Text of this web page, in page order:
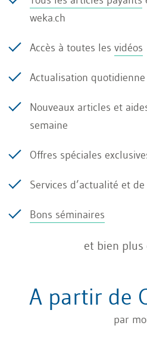
Elle encadre nos relations
(même niveau de marché)
(fournisseurs, distributeurs,
marché différent).
Notre engagement en
non faussée n’est soumis
lois nationales et
weka.ch
Accès à toutes les vidéos
Actualisation quotidienne
Nouveaux articles et
semaine
Offres spéciales
Services d’actualité et
Bons séminaires
et bien plus
A partir de
par